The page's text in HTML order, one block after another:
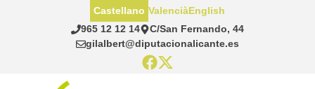
965 12 12 14
C/San Fernando, 44
gilalbert@diputacionalicante.es
Castellano ValenciàEnglish